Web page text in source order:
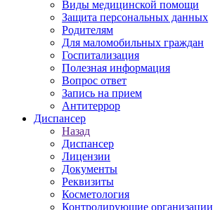
Виды медицинской помощи
Защита персональных данных
Родителям
Для маломобильных граждан
Госпитализация
Полезная информация
Вопрос ответ
Запись на прием
Антитеррор
Диспансер
Назад
Диспансер
Лицензии
Документы
Реквизиты
Косметология
Контролирующие организации